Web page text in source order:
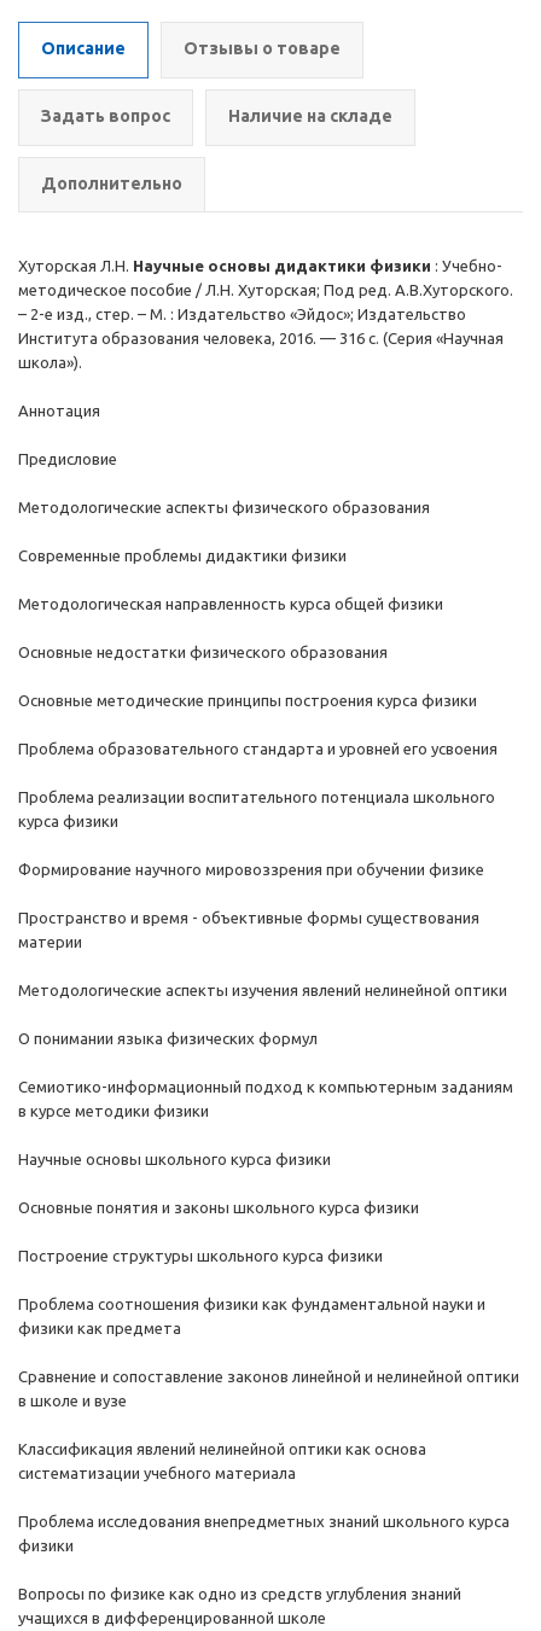
Описание Отзывы о товаре
Задать вопрос Наличие на складе
Дополнительно
Хуторская Л.Н. Научные основы дидактики физики : Учебно-
методическое пособие / Л.Н. Хуторская; Под ред. А.В.Хуторского.
– 2-е изд., стер. – М. : Издательство «Эйдос»; Издательство
Института образования человека, 2016. — 316 с. (Серия «Научная
школа»).
Аннотация
Предисловие
Методологические аспекты физического образования
Современные проблемы дидактики физики
Методологическая направленность курса общей физики
Основные недостатки физического образования
Основные методические принципы построения курса физики
Проблема образовательного стандарта и уровней его усвоения
Проблема реализации воспитательного потенциала школьного
курса физики
Формирование научного мировоззрения при обучении физике
Пространство и время - объективные формы существования
материи
Методологические аспекты изучения явлений нелинейной оптики
О понимании языка физических формул
Семиотико-информационный подход к компьютерным заданиям
в курсе методики физики
Научные основы школьного курса физики
Основные понятия и законы школьного курса физики
Построение структуры школьного курса физики
Проблема соотношения физики как фундаментальной науки и
физики как предмета
Сравнение и сопоставление законов линейной и нелинейной оптики
в школе и вузе
Классификация явлений нелинейной оптики как основа
систематизации учебного материала
Проблема исследования внепредметных знаний школьного курса
физики
Вопросы по физике как одно из средств углубления знаний
учащихся в дифференцированной школе